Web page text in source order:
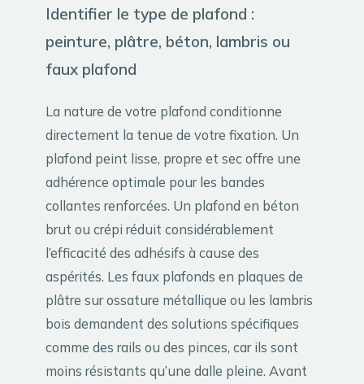
Identifier le type de plafond :
peinture, plâtre, béton, lambris ou
faux plafond
La nature de votre plafond conditionne
directement la tenue de votre fixation. Un
plafond peint lisse, propre et sec offre une
adhérence optimale pour les bandes
collantes renforcées. Un plafond en béton
brut ou crépi réduit considérablement
l’efficacité des adhésifs à cause des
aspérités. Les faux plafonds en plaques de
plâtre sur ossature métallique ou les lambris
bois demandent des solutions spécifiques
comme des rails ou des pinces, car ils sont
moins résistants qu’une dalle pleine. Avant